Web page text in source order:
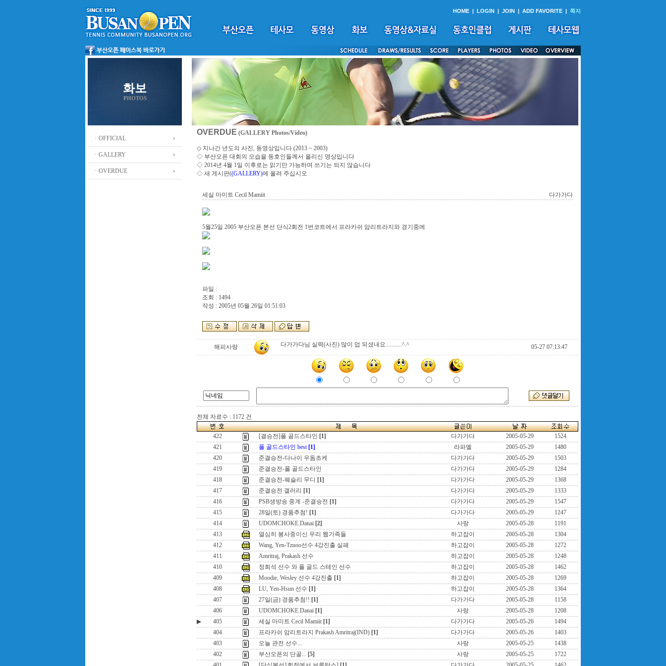
HOME | LOGIN | JOIN | ADD FAVORITE | 쪽지
화보
PHOTOS
ㆍOFFICIAL
ㆍGALLERY
ㆍOVERDUE
OVERDUE (GALLERY Photos/Video)
◇ 지나간 년도의 사진, 동영상입니다 (2013 ~ 2003)
◇ 부산오픈 대회의 모습을 동호인들께서 올리신 영상입니다
◇ 2014년 4월 1일 이후로는 읽기만 가능하며 쓰기는 되지 않습니다
◇ 새 게시판((GALLERY)에 올려 주십시오
세실 마미트 Cecil Mamiit 다가가다
5월25일 2005 부산오픈 본선 단식2회전 1번코트에서 프라카쉬 암리트라지와 경기중에
파일 :
조회 : 1494
작성 : 2005년 05월 26일 01:51:03
해피사랑 다가가다님 실력(사진) 많이 업 되셨내요...........^.^ 05-27 07:13:47
전체 자료수 : 1172 건
422 [결승전]폴 골드스타인 [1] 다가가다 2005-05-29
1524
421
폴 골드스타인 best [1] 라파엘 2005-05-29
1480
420
준결승전-다나이 우돔초케 다가가다 2005-05-29
1503
419
준결승전-폴 골드스타인 다가가다 2005-05-29
1284
418
준결승전-웨슬리 무디 [1] 다가가다 2005-05-29
1368
417
준결승전 갤러리 [1] 다가가다 2005-05-29
1333
416
PSB생방송 중계 -준결승전 [1] 다가가다 2005-05-29
1547
415
28일(토) 경품추첨! [1] 다가가다 2005-05-29
1247
414
UDOMCHOKE.Danai [2] 사랑 2005-05-28
1191
413
열심히 봉사중이신 우리 웹가족들 하고잡이 2005-05-28
1304
412
Wang, Yen-Tzuoo선수 4강진출 실패 하고잡이 2005-05-28
1272
411
Amritraj, Prakash 선수 하고잡이 2005-05-28
1248
410
정희석 선수 와 폴 골드 스테인 선수 하고잡이 2005-05-28
1462
409
Moodie, Wesley 선수 4강진출 [1] 하고잡이 2005-05-28
1269
408
LU, Yen-Hsun 선수 [1] 하고잡이 2005-05-28
1364
407
27일(금) 경품추첨!! [1] 다가가다 2005-05-28
1158
406
UDOMCHOKE.Danai [1] 사랑 2005-05-28
1208
▶
405 세실 마미트 Cecil Mamiit [1] 다가가다 2005-05-26
1494
404
프라카쉬 암리트라지 Prakash Amritraj(IND) [1] 다가가다 2005-05-26
1403
403
오늘 관전 선수... 사랑 2005-05-25
1438
402
부산오픈의 단골... [5] 사랑 2005-05-25
1722